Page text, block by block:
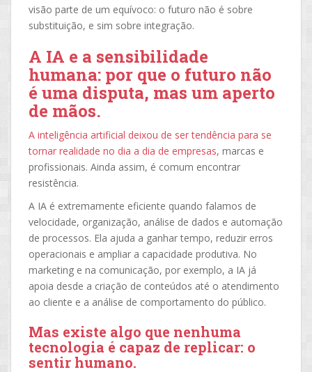
visão parte de um equívoco: o futuro não é sobre
substituição, e sim sobre integração.
A IA e a sensibilidade
humana: por que o futuro não
é uma disputa, mas um aperto
de mãos.
A inteligência artificial deixou de ser tendência para se
tornar realidade no dia a dia de empresas, marcas e
profissionais. Ainda assim, é comum encontrar
resistência.
A IA é extremamente eficiente quando falamos de
velocidade, organização, análise de dados e automação
de processos. Ela ajuda a ganhar tempo, reduzir erros
operacionais e ampliar a capacidade produtiva. No
marketing e na comunicação, por exemplo, a IA já
apoia desde a criação de conteúdos até o atendimento
ao cliente e a análise de comportamento do público.
Mas existe algo que nenhuma
tecnologia é capaz de replicar: o
sentir humano.